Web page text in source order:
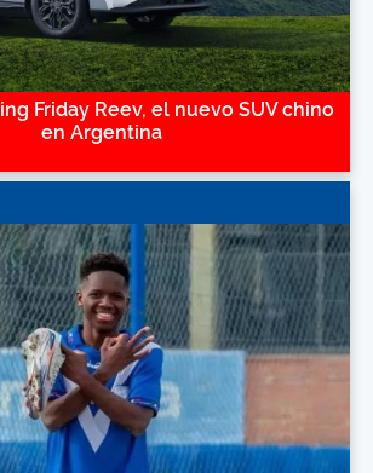
Friday Reev, el nuevo SUV chino
en Argentina